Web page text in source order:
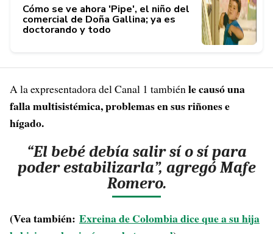
Cómo se ve ahora 'Pipe', el niño del
comercial de Doña Gallina; ya es
doctorando y todo
A la expresentadora del Canal 1 tambiénle causó una
falla multisistémica, problemas en sus riñones e
hígado.
“El bebé debía salir sí o sí para
poder estabilizarla”, agregó Mafe
Romero.
(Vea también: Exreina de Colombia dice que a su hija